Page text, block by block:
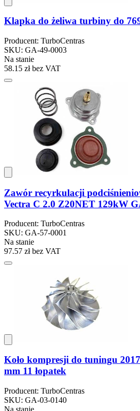
Klapka do żeliwa turbiny do
Producent: TurboCentras
SKU: GA-49-0003
Na stanie
58.15 złbez VAT
Zawór recyrkulacji
Vectra C 2.0 Z20NET 129kW
Producent: TurboCentras
SKU: GA-57-0001
Na stanie
97.57 złbez VAT
Koło kompresji do tuningu
mm 11 łopatek
Producent: TurboCentras
SKU: GA-03-0140